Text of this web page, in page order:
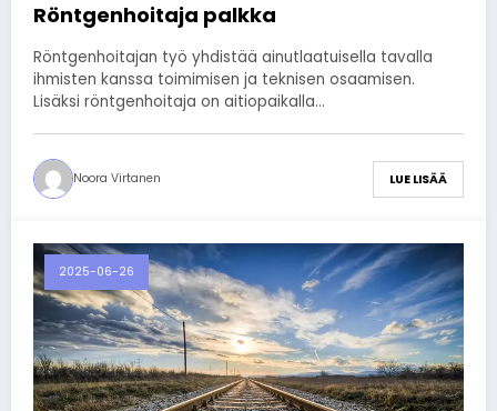
Röntgenhoitaja palkka
Röntgenhoitajan työ yhdistää ainutlaatuisella tavalla
ihmisten kanssa toimimisen ja teknisen osaamisen.
Lisäksi röntgenhoitaja on aitiopaikalla…
Noora Virtanen LUE LISÄÄ
2025-06-26